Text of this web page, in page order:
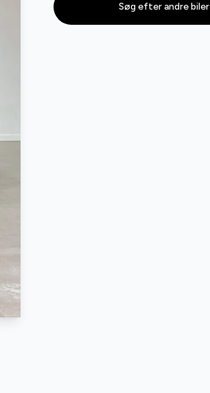
Søg efter andre biler